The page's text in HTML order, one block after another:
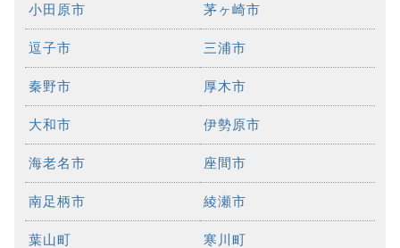
小田原市 茅ヶ崎市
逗子市 三浦市
秦野市 厚木市
大和市 伊勢原市
海老名市 座間市
南足柄市 綾瀬市
葉山町 寒川町